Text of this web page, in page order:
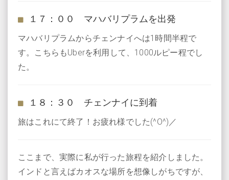
１７：００ マハバリプラムを出発
マハバリプラムからチェンナイへは1時間半程で
す。こちらもUberを利用して、1000ルピー程でし
た。
１８：３０ チェンナイに到着
旅はこれにて終了！お疲れ様でした(^O^)／
ここまで、実際に私が行った旅程を紹介しました。
インドと言えばカオスな場所を想像しがちですが、